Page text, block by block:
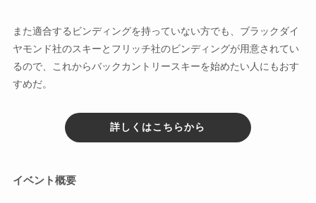
また適合するビンディングを持っていない方でも、ブラックダイ
ヤモンド社のスキーとフリッチ社のビンディングが用意されてい
るので、これからバックカントリースキーを始めたい人にもおす
すめだ。
詳しくはこちらから
イベント概要